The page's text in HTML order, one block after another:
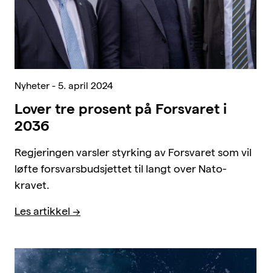
Nyheter - 5. april 2024
Lover tre prosent på Forsvaret i
2036
Regjeringen varsler styrking av Forsvaret som vil
løfte forsvarsbudsjettet til langt over Nato-
kravet.
Les artikkel